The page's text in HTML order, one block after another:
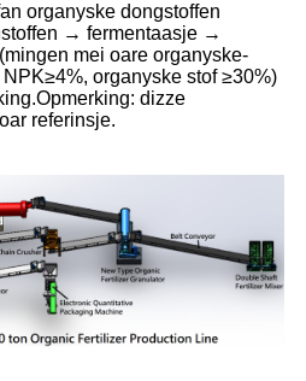
organyske dongstoffen
→ fermentaasje →
mei oare organyske-
organyske stof ≥30%)
dizze
referinsje.